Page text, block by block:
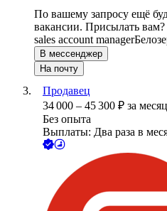
По вашему запросу ещё
вакансии. Присылать вам?
sales account manager
В мессенджер
На почту
Продавец
34 000 – 45 300 ₽ за
Без опыта
Выплаты: Два раза в